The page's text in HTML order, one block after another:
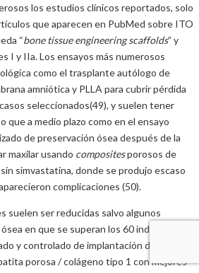
los estudios clínicos reportados, solo
que aparecen en PubMed sobre ITO
“bone tissue engineering scaffolds” y
I y IIa. Los ensayos más numerosos
como el trasplante autólogo de
amniótica y PLLA para cubrir pérdida
seleccionados(49), y suelen tener
que a medio plazo como en el ensayo
de preservación ósea después de la
maxilar usando compositesporosos de
simvastatina, donde se produjo escaso
complicaciones (50).
suelen ser reducidas salvo algunos
en que se superan los 60 individuos
y controlado de implantación de
porosa / colágeno tipo 1 con mejores